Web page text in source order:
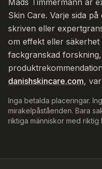
Mads Timmermann är
Skin Care. Varje sida
skriven eller
om effekt eller
fackgranskad
danishskincare.com,
Inga betalda placeringar.
mirakelpåståenden. Bara
riktiga människor med riktig